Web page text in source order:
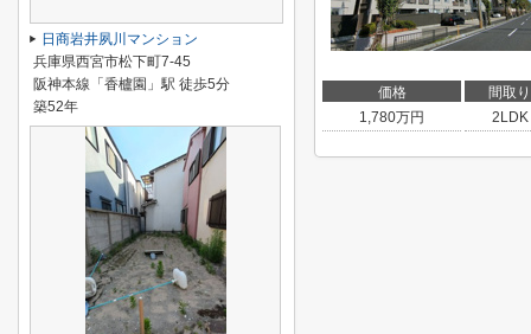
価格
間取り
1,780万円 2LDK
日商岩井夙川マンション
兵庫県西宮市松下町7-45
阪神本線「香櫨園」駅 徒歩5分
築52年